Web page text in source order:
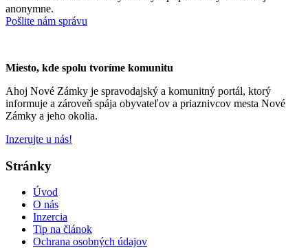
anonymne.
Pošlite nám správu
Miesto, kde spolu tvoríme komunitu
Ahoj Nové Zámky je spravodajský a komunitný portál, ktorý
informuje a zároveň spája obyvateľov a priaznivcov mesta Nové
Zámky a jeho okolia.
Inzerujte u nás!
Stránky
Úvod
O nás
Inzercia
Tip na článok
Ochrana osobných údajov